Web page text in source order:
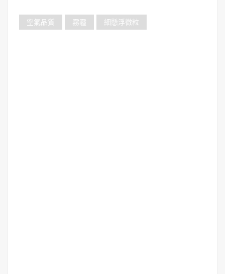
空氣品質 霧霾 細懸浮微粒